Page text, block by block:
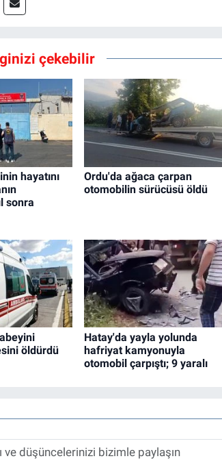
çekebilir
hayatını
sonra
Ordu'da ağaca çarpan
otomobilin sürücüsü öldü
öldürdü
Hatay'da yayla yolunda
hafriyat kamyonuyla
otomobil çarpıştı; 9 yaralı